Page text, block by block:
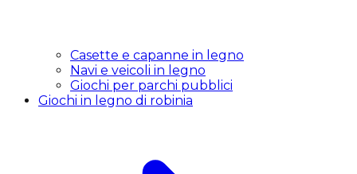
Casette e capanne in legno
Navi e veicoli in legno
Giochi per parchi pubblici
Giochi in legno di robinia